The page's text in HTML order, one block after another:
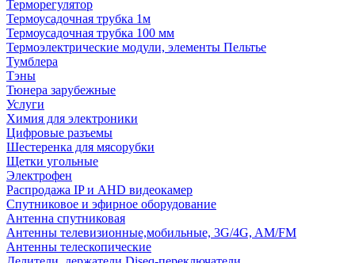
Терморегулятор
Термоусадочная трубка 1м
Термоусадочная трубка 100 мм
Термоэлектрические модули, элементы Пельтье
Тумблера
Тэны
Тюнера зарубежные
Услуги
Химия для электроники
Цифровые разъемы
Шестеренка для мясорубки
Щетки угольные
Электрофен
Распродажа IP и AHD видеокамер
Спутниковое и эфирное оборудование
Антенна спутниковая
Антенны телевизионные,мобильные, 3G/4G, AM/FM
Антенны телескопические